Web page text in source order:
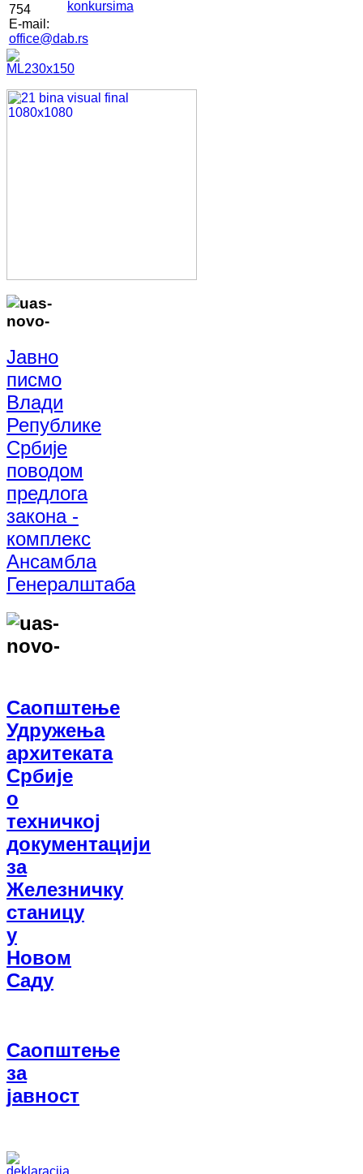
754
E-mail:
office@dab.rs
konkursima
Јавно
писмо
Влади
Републике
Србије
поводом
предлога
закона -
комплекс
Ансамбла
Генералштаба
Саопштење
Удружења
архитеката
Србије
о
техничкој
документацији
за
Железничку
станицу
у
Новом
Саду
Саопштење
за
јавност